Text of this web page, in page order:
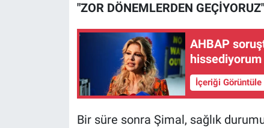
"ZOR DÖNEMLERDEN GEÇİYORUZ"
AHBAP
hissediyorum
İçeriği Görüntüle
Bir süre sonra Şimal, sağlık